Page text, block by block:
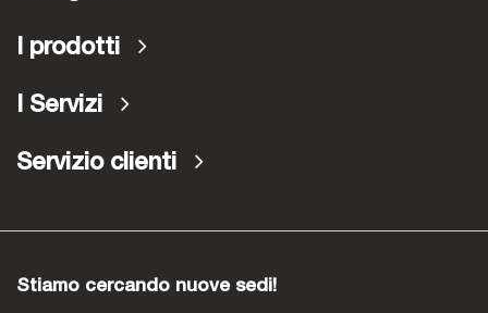
I prodotti
I Servizi
Servizio clienti
Stiamo cercando nuove sedi!